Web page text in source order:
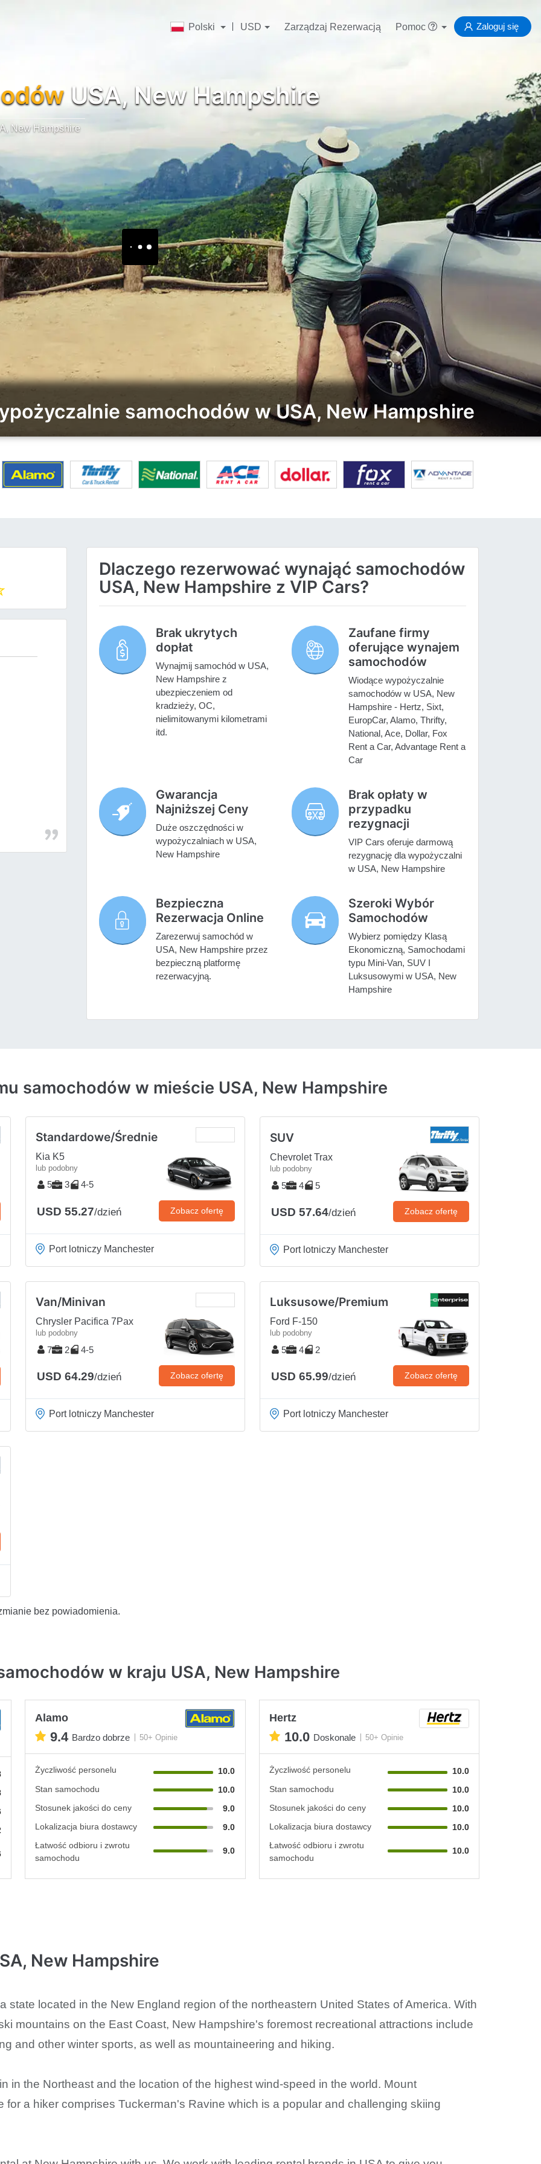
Polski USD Zarządzaj Rezerwacją Pomoc Zaloguj się
USA, New Hampshire
New Hampshire
samochodów w USA, New Hampshire
Dlaczego rezerwować wynająć samochodów
USA, New Hampshire z VIP Cars?
Brak ukrytych
dopłat
Wynajmij samochód w USA,
New Hampshire z
ubezpieczeniem od
kradzieży, OC,
nielimitowanymi kilometrami
itd.
Zaufane firmy
oferujące wynajem
samochodów
Wiodące wypożyczalnie
samochodów w USA, New
Hampshire - Hertz, Sixt,
EuropCar, Alamo, Thrifty,
National, Ace, Dollar, Fox
Rent a Car, Advantage Rent a
Car
Gwarancja
Najniższej Ceny
Duże oszczędności w
wypożyczalniach w USA,
New Hampshire
Brak opłaty w
przypadku
rezygnacji
VIP Cars oferuje darmową
rezygnację dla wypożyczalni
w USA, New Hampshire
Bezpieczna
Rezerwacja Online
Zarezerwuj samochód w
USA, New Hampshire przez
bezpieczną platformę
rezerwacyjną.
Szeroki Wybór
Samochodów
Wybierz pomiędzy Klasą
Ekonomiczną, Samochodami
typu Mini-Van, SUV I
Luksusowymi w USA, New
Hampshire
samochodów w mieście USA, New Hampshire
Standardowe/Średnie
Kia K5
lub podobny
5 3 4-5
USD 55.27/dzień Zobacz ofertę
Port lotniczy Manchester
SUV
Chevrolet Trax
lub podobny
5 4 5
USD 57.64/dzień Zobacz ofertę
Port lotniczy Manchester
Van/Minivan
Chrysler Pacifica 7Pax
lub podobny
7 2 4-5
USD 64.29/dzień Zobacz ofertę
Port lotniczy Manchester
Luksusowe/Premium
Ford F-150
lub podobny
5 4 2
USD 65.99/dzień Zobacz ofertę
Port lotniczy Manchester
bez powiadomienia.
w kraju USA, New Hampshire
Alamo
9.4 Bardzo dobrze 50+ Opinie
Życzliwość personelu
10.0
Stan samochodu
10.0
Stosunek jakości do ceny
9.0
Lokalizacja biura dostawcy
9.0
Łatwość odbioru i zwrotu
samochodu
9.0
Hertz
10.0 Doskonale 50+ Opinie
Życzliwość personelu
10.0
Stan samochodu
10.0
Stosunek jakości do ceny
10.0
Lokalizacja biura dostawcy
10.0
Łatwość odbioru i zwrotu
samochodu
10.0
New Hampshire
state located in the New England region of the northeastern United States of America. With
mountains on the East Coast, New Hampshire's foremost recreational attractions include
and other winter sports, as well as mountaineering and hiking.
in the Northeast and the location of the highest wind-speed in the world. Mount
for a hiker comprises Tuckerman's Ravine which is a popular and challenging skiing